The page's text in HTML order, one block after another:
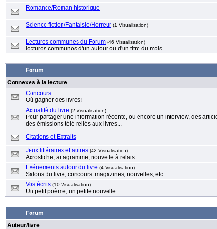
Romance/Roman historique
Science fiction/Fantaisie/Horreur (1 Visualisation)
Lectures communes du Forum (46 Visualisation)
lectures communes d'un auteur ou d'un titre du mois
Forum
Connexes à la lecture
Concours
Où gagner des livres!
Actualité du livre (2 Visualisation)
Pour partager une information récente, ou encore un interview, des
des émissions télé reliés aux livres...
Citations et Extraits
Jeux littéraires et autres (42 Visualisation)
Acrostiche, anagramme, nouvelle à relais...
Événements autour du livre (4 Visualisation)
Salons du livre, concours, magazines, nouvelles, etc...
Vos écrits (10 Visualisation)
Un petit poème, un petite nouvelle...
Forum
Auteur/livre